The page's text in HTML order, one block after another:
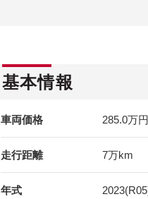
基本情報
車両価格 285.0万
走行距離 7万km
年式